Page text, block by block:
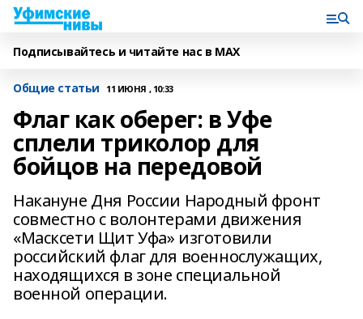
Подписывайтесь и читайте нас в MAX
Общие статьи 11 ИЮНЯ , 10:33
Флаг как оберег: в Уфе
сплели триколор для
бойцов на передовой
Накануне Дня России Народный фронт
совместно с волонтерами движения
«Масксети Щит Уфа» изготовили
российский флаг для военнослужащих,
находящихся в зоне специальной
военной операции.